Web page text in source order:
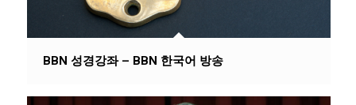
BBN 성경강좌 – BBN 한국어 방송